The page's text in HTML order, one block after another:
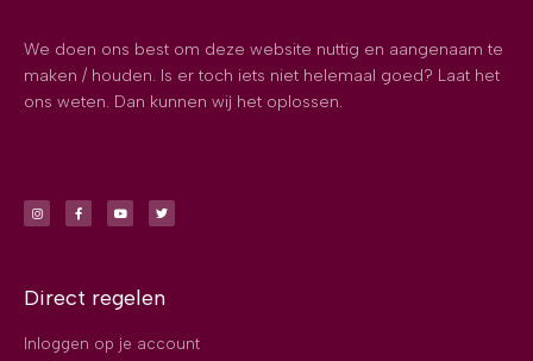
We doen ons best om deze website nuttig en aangenaam te
maken / houden. Is er toch iets niet helemaal goed? Laat het
ons weten. Dan kunnen wij het oplossen.
Direct regelen
Inloggen op je account